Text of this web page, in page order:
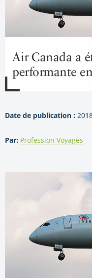
Air Canada a
performante
Date de publication :
Par: Profession Voyages